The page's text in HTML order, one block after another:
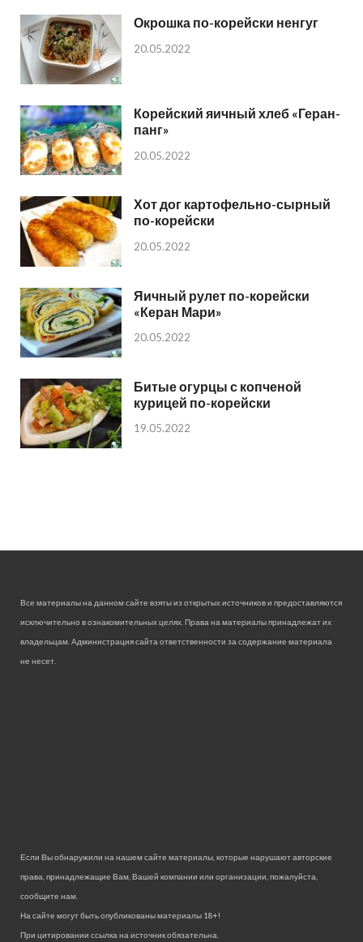
Окрошка по-корейски ненгуг
20.05.2022
Корейский яичный хлеб «Геран-
панг»
20.05.2022
Хот дог картофельно-сырный
по-корейски
20.05.2022
Яичный рулет по-корейски
«Керан Мари»
20.05.2022
Битые огурцы с копченой
курицей по-корейски
19.05.2022
Все материалы на данном сайте взяты из открытых источников и предоставляются
исключительно в ознакомительных целях. Права на материалы принадлежат их
владельцам. Администрация сайта ответственности за содержание материала
не несет.
Если Вы обнаружили на нашем сайте материалы, которые нарушают авторские
права, принадлежащие Вам, Вашей компании или организации, пожалуйста,
сообщите нам.
На сайте могут быть опубликованы материалы 18+!
При цитировании ссылка на источник обязательна.